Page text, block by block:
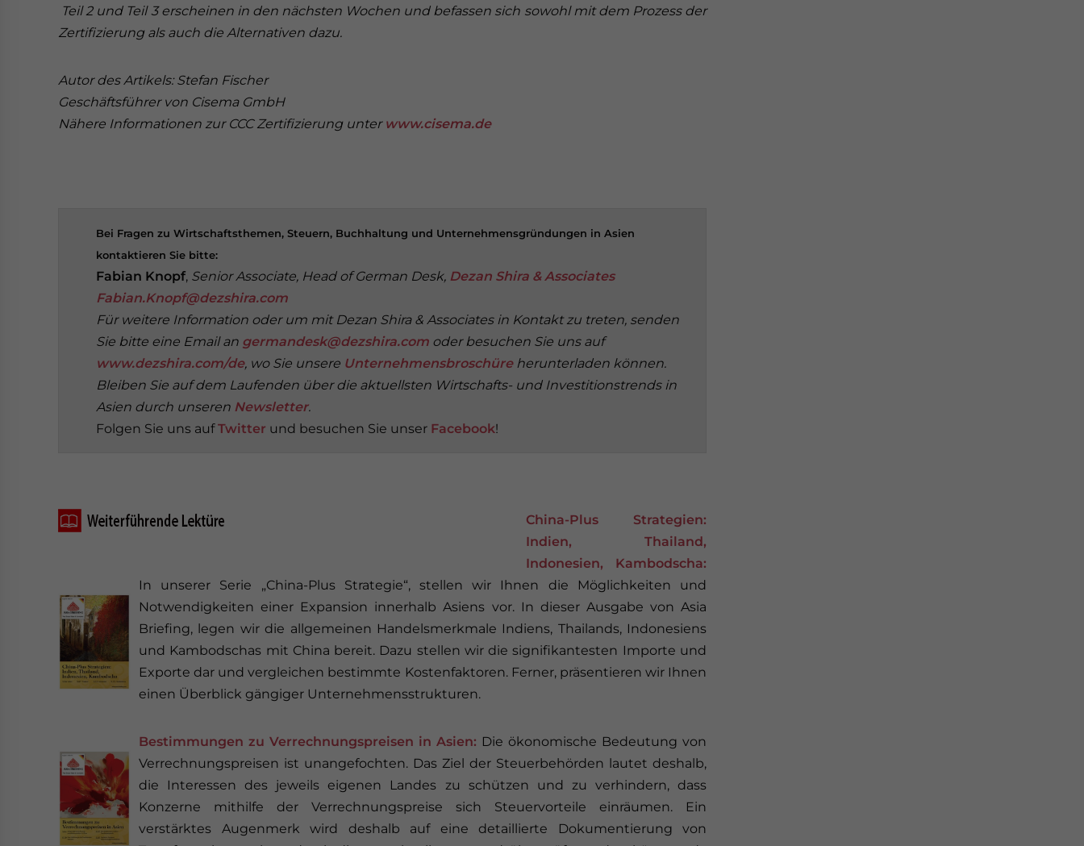
Teil 2 und Teil 3 erscheinen in den nächsten Wochen und befassen sich sowohl mit dem Prozess der
Zertifizierung als auch die Alternativen dazu.
Autor des Artikels: Stefan Fischer
Geschäftsführer von Cisema GmbH
Nähere Informationen zur CCC Zertifizierung unter www.cisema.de
Bei Fragen zu Wirtschaftsthemen, Steuern, Buchhaltung und Unternehmensgründungen in Asien
kontaktieren Sie bitte:
Fabian Knopf, Senior Associate, Head of German Desk, Dezan Shira & Associates
Fabian.Knopf@dezshira.com
Für weitere Information oder um mit Dezan Shira & Associates in Kontakt zu treten, senden
Sie bitte eine Email an germandesk@dezshira.com oder besuchen Sie uns auf
www.dezshira.com/de, wo Sie unsere Unternehmensbroschüreherunterladen können.
Bleiben Sie auf dem Laufenden über die aktuellsten Wirtschafts- und Investitionstrends in
Asien durch unseren Newsletter.
Folgen Sie uns aufTwitter und besuchen Sie unser Facebook!
China-Plus Strategien:
Indien, Thailand,
Indonesien, Kambodscha:
In unserer Serie „China-Plus Strategie“, stellen wir Ihnen die Möglichkeiten und
Notwendigkeiten einer Expansion innerhalb Asiens vor. In dieser Ausgabe von Asia
Briefing, legen wir die allgemeinen Handelsmerkmale Indiens, Thailands, Indonesiens
und Kambodschas mit China bereit. Dazu stellen wir die signifikantesten Importe und
Exporte dar und vergleichen bestimmte Kostenfaktoren. Ferner, präsentieren wir Ihnen
einen Überblick gängiger Unternehmensstrukturen.
Bestimmungen zu Verrechnungspreisen in Asien: Die ökonomische Bedeutung von
Verrechnungspreisen ist unangefochten. Das Ziel der Steuerbehörden lautet deshalb,
die Interessen des jeweils eigenen Landes zu schützen und zu verhindern, dass
Konzerne mithilfe der Verrechnungspreise sich Steuervorteile einräumen. Ein
verstärktes Augenmerk wird deshalb auf eine detaillierte Dokumentierung von